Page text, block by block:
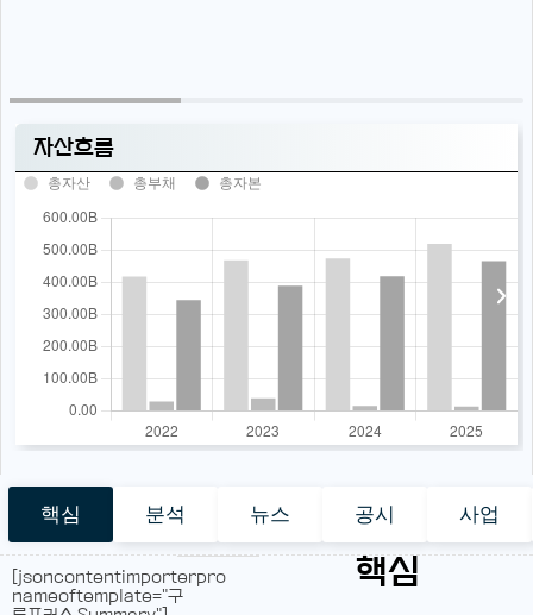
자산흐름
총자산 총부채 총자본
핵심 분석 뉴스 공시 사업
핵심
[jsoncontentimporterpro
nameoftemplate="구